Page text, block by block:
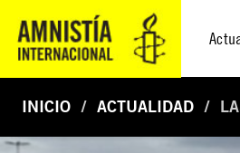
INICIO ACTUALIDAD